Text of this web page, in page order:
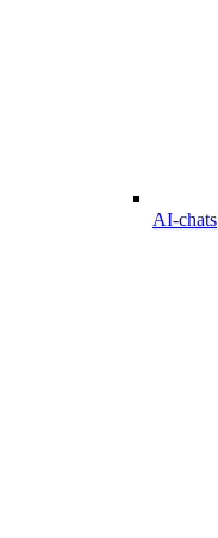
AI-chats